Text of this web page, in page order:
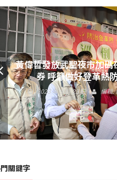
黃偉哲發放武聖夜市加碼
券 呼籲做好登革熱
2023 年 9 月 23 日 編輯:
關鍵字